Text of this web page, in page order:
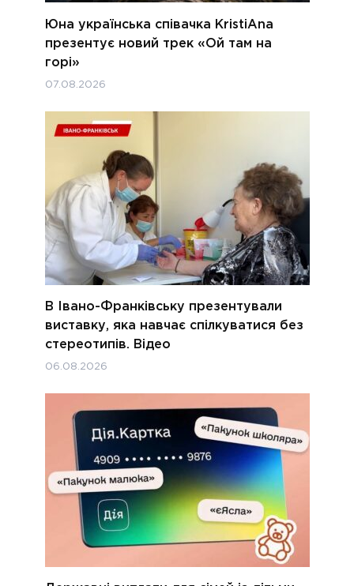
Юна українська співачка KristiAna
презентує новий трек «Ой там на
горі»
07.08.2026
В Івано-Франківську презентували
виставку, яка навчає спілкуватися без
стереотипів. Відео
06.08.2026